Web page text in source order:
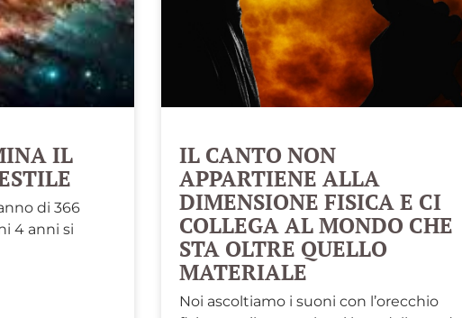
IL
di 366
4 anni si
IL CANTO NON
APPARTIENE ALLA
DIMENSIONE FISICA E CI
COLLEGA AL MONDO CHE
STA OLTRE QUELLO
MATERIALE
Noi ascoltiamo i suoni con l’orecchio